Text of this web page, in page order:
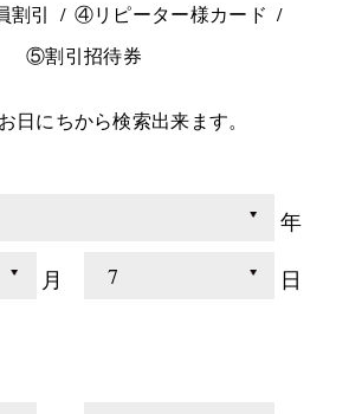
割引
④リピーター様カード
⑤割引招待券
日にちから検索出来ます。
年
月
日